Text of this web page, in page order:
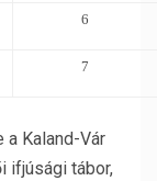
6
7
Kaland-Vár
ifjúsági tábor,